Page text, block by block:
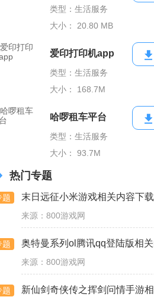
类型：生活服务
大小： 20.80 MB
爱印打印机app
类型：生活服务
大小： 168.7M
哈啰租车平台
类型：生活服务
大小： 93.7M
热门专题
题 末日远征小米游戏相关内容下载
来源：800游戏网
题
来源：800游戏网
题